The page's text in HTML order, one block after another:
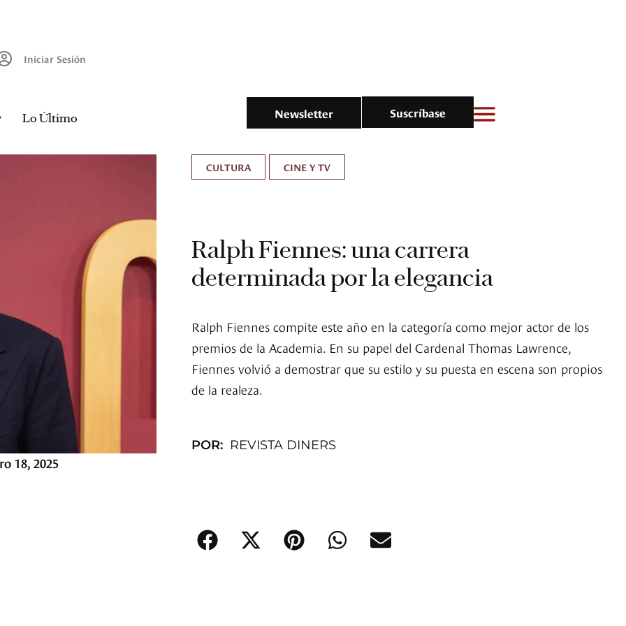
Iniciar Sesión
Lo Último Newsletter Suscríbase
18, 2025
CULTURA CINE Y TV
Ralph Fiennes: una carrera
determinada por la elegancia
Ralph Fiennes compite este año en la categoría como mejor actor de los
premios de la Academia. En su papel del Cardenal Thomas Lawrence,
Fiennes volvió a demostrar que su estilo y su puesta en escena son propios
de la realeza.
POR: REVISTA DINERS